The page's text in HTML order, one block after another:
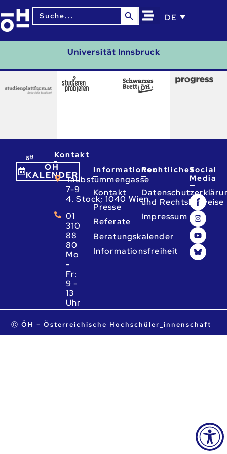
Search
for:
Search Button
DE
Universität Innsbruck
ÖH
KALENDER
Kontakt
Taubstummengasse
7-9
4. Stock; 1040 Wien
01
310
88
80
Mo
-
Fr:
9 -
13
Uhr
ta.ca.heo@heo
Informationen
Kontakt
Presse
Referate
Beratungskalender
Informationsfreiheit
Rechtliches
und Rechtshinweise
Impressum
Social
Media
Ⓒ ÖH – Österreichische Hochschüler_innenschaft